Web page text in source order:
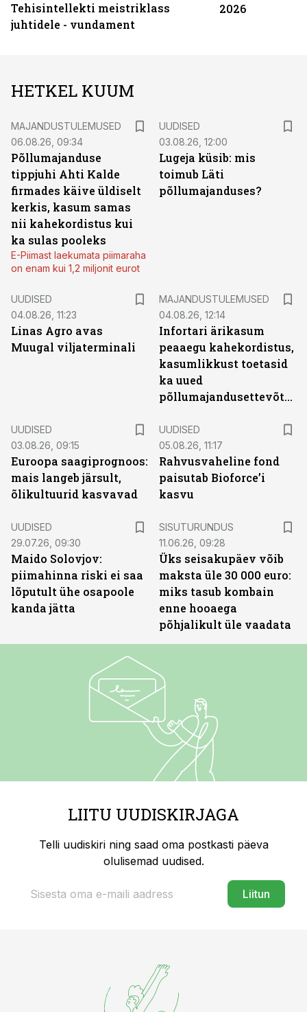
Tehisintellekti meistriklass
juhtidele - vundament
2026
HETKEL KUUM
MAJANDUSTULEMUSED
06.08.26, 09:34
Põllumajanduse
tippjuhi Ahti Kalde
firmades käive üldiselt
kerkis, kasum samas
nii kahekordistus kui
ka sulas pooleks
E-Piimast laekumata piimaraha
on enam kui 1,2 miljonit eurot
UUDISED
03.08.26, 12:00
Lugeja küsib: mis
toimub Läti
põllumajanduses?
UUDISED
04.08.26, 11:23
Linas Agro avas
Muugal viljaterminali
MAJANDUSTULEMUSED
04.08.26, 12:14
Infortari ärikasum
peaaegu kahekordistus,
kasumlikkust toetasid
ka uued
põllumajandusettevõtted
UUDISED
03.08.26, 09:15
Euroopa saagiprognoos:
mais langeb järsult,
õlikultuurid kasvavad
UUDISED
05.08.26, 11:17
Rahvusvaheline fond
paisutab Bioforce’i
kasvu
UUDISED
29.07.26, 09:30
Maido Solovjov:
piimahinna riski ei saa
lõputult ühe osapoole
kanda jätta
SISUTURUNDUS
11.06.26, 09:28
Üks seisakupäev võib
maksta üle 30 000 euro:
miks tasub kombain
enne hooaega
põhjalikult üle vaadata
LIITU UUDISKIRJAGA
Telli uudiskiri ning saad oma postkasti päeva
olulisemad uudised.
Liitun